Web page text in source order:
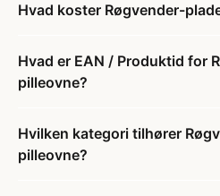
Hvad koster Røgvender-
Hvad er EAN / Produktid for
pilleovne?
Hvilken kategori tilhører
pilleovne?